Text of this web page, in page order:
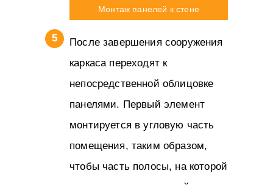
Монтаж панелей к стене
После завершения сооружения
каркаса переходят к
непосредственной облицовке
панелями. Первый элемент
монтируется в угловую часть
помещения, таким образом,
чтобы часть полосы, на которой